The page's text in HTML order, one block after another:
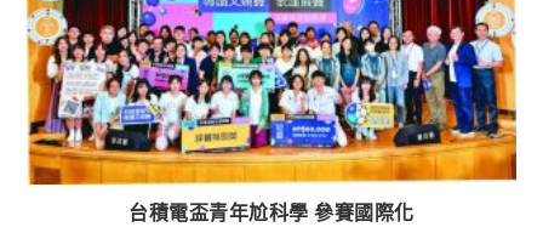
台積電盃青年尬科學 參賽國際化